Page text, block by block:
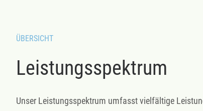
ÜBERSICHT
Leistungsspektrum
Unser Leistungsspektrum umfasst vielfältige